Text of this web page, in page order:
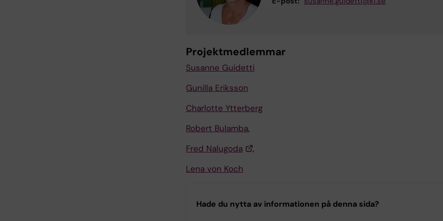
Projektmedlemmar
Susanne Guidetti
Gunilla Eriksson
Charlotte Ytterberg
Robert Bulamba,
Fred Nalugoda
,
Lena von Koch
Hade du nytta av informationen på denna sida?